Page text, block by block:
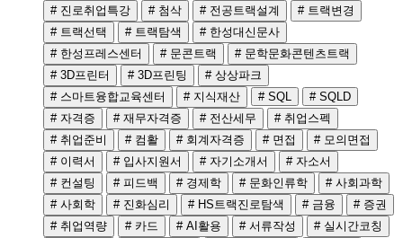
# 진로취업특강
# 첨삭 # 전공트랙설계
# 트랙변경
# 트랙선택
# 트랙탐색
# 한성대신문사
# 한성프레스센터
# 문콘트랙
# 문학문화콘텐츠트랙
# 3D프린터
# 3D프린팅
# 상상파크
# 스마트융합교육센터
# 지식재산 # SQL
# SQLD
# 자격증
# 재무자격증 # 전산세무
# 취업스펙
# 취업준비
# 컴활 # 회계자격증 # 면접
# 모의면접
# 이력서
# 입사지원서 # 자기소개서
# 자소서
# 컨설팅
# 피드백 # 경제학 # 문화인류학
# 사회과학
# 사회학
# 진화심리 # HS트랙진로탐색 # 금융
# 증권
# 취업역량
# 카드 # AI활용 # 서류작성
# 실시간코칭